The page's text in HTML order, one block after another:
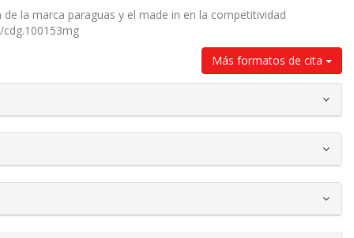
de la marca paraguas y el made in en la competitividad
Más formatos de cita